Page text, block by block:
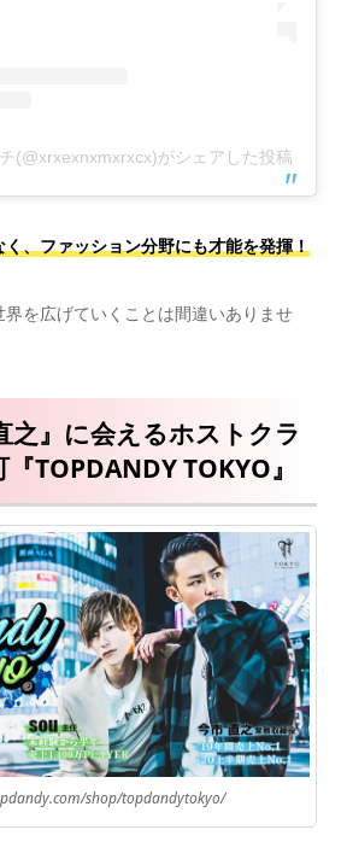
(@xrxexnxmxrxcx)がシェアした投稿
、ファッション分野にも才能を発揮！
を広げていくことは間違いありませ
之』に会えるホストクラ
TOPDANDY TOKYO』
shop/topdandytokyo/